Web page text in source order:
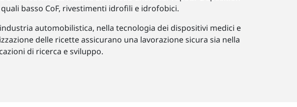
basso CoF, rivestimenti idrofili e idrofobici.
automobilistica, nella tecnologia dei dispositivi medici e
delle ricette assicurano una lavorazione sicura sia nella
di ricerca e sviluppo.